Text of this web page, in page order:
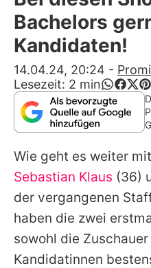
Alle Themen
App
Utiq
Bachelors
Kandidaten!
14.04.24, 20:24 -
Lesezeit: 2 min
Wie geht es weiter
Sebastian Klaus (36)
der vergangenen
haben die zwei
sowohl die
Kandidatinnen